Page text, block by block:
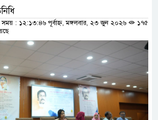
: ১২:১৩:৪৬ পূর্বাহ্ন, মঙ্গলবার, ২৩ জুন ২০২৬
১৭৫